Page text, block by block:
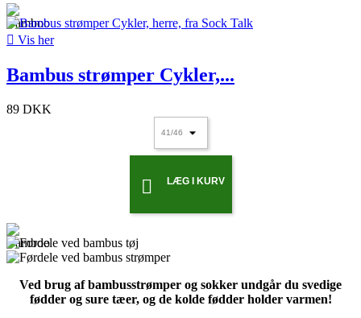
 Vis her
Bambus strømper Cykler,...
89 DKK
 LÆG I KURV
Ved brug af bambusstrømper og sokker undgår du svedige
fødder og sure tæer, og de kolde fødder holder varmen!